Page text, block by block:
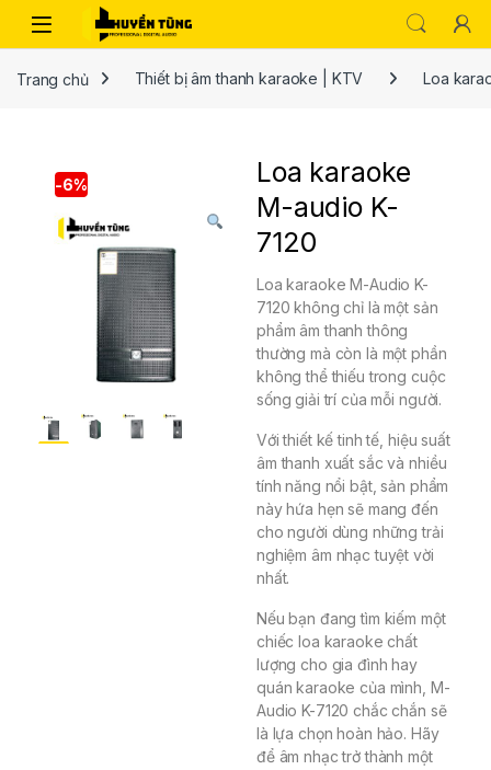
Trang chủ Thiết bị âm thanh karaoke | KTV Loa
-6%
Loa karaoke
M-audio K-
7120
Loa karaoke M-Audio K-
7120 không chỉ là một sản
phẩm âm thanh thông
thường mà còn là một phần
không thể thiếu trong cuộc
sống giải trí của mỗi người.
Với thiết kế tinh tế, hiệu suất
âm thanh xuất sắc và nhiều
tính năng nổi bật, sản phẩm
này hứa hẹn sẽ mang đến
cho người dùng những trải
nghiệm âm nhạc tuyệt vời
nhất.
Nếu bạn đang tìm kiếm một
chiếc loa karaoke chất
lượng cho gia đình hay
quán karaoke của mình, M-
Audio K-7120 chắc chắn sẽ
là lựa chọn hoàn hảo. Hãy
để âm nhạc trở thành một